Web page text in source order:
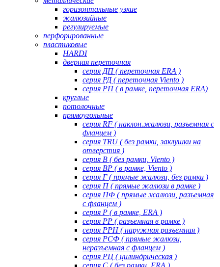
горизонтальные узкие
жалюзийные
регулируемые
перфорированные
пластиковые
HARDI
дверная переточная
серия ДП ( переточная ERA )
серия РД ( переточная Viento )
серия РП ( в рамке, переточная ERA)
круглые
потолочные
прямоугольные
серия RF ( наклон.жалюзи, разъемная с
фланцем )
серия TRU ( без рамки, заклушки на
отверстия )
серия В ( без рамки, Viento )
серия ВР ( в рамке, Viento )
серия Г ( прямые жалюзи, без рамки )
серия П ( прямые жалюзи в рамке )
серия ПФ ( прямые жалюзи, разъемная
с фланцем )
серия Р ( в рамке, ERA )
серия РР ( разъемная в рамке )
серия РРН ( наружная разъемная )
серия РСФ ( прямые жалюзи,
неразъемная с фланцем )
серия РЦ ( цилиндрическая )
серия С ( без рамки, ERA )